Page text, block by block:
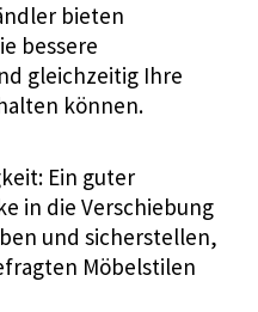
bieten
bessere
gleichzeitig Ihre
können.
Ein guter
in die Verschiebung
und sicherstellen,
Möbelstilen